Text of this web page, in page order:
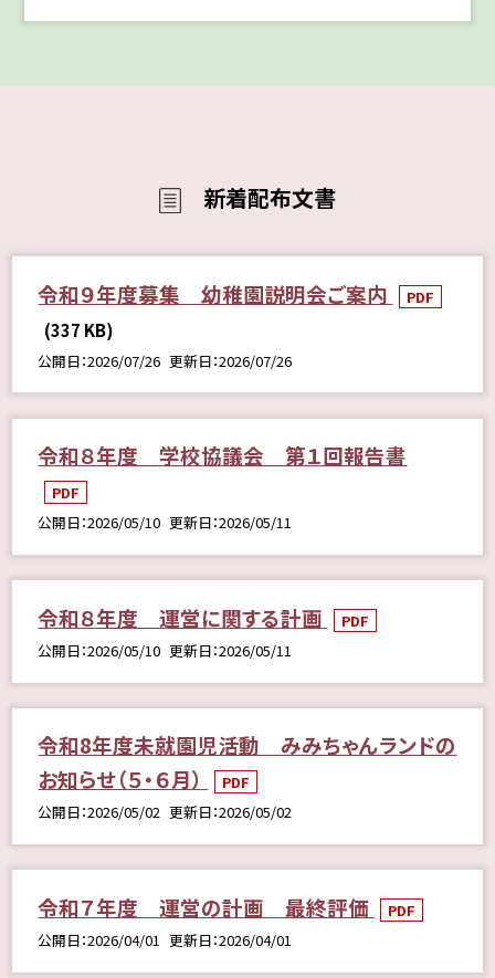
新着配布文書
令和９年度募集 幼稚園説明会ご案内 PDF
(337 KB)
公開日 2026/07/26 更新日 2026/07/26
令和８年度 学校協議会 第１回報告書
PDF
公開日 2026/05/10 更新日 2026/05/11
令和８年度 運営に関する計画
PDF
公開日 2026/05/10 更新日 2026/05/11
令和8年度未就園児活動 みみちゃんランドの
お知らせ（５・６月）
PDF
公開日 2026/05/02 更新日 2026/05/02
令和７年度 運営の計画 最終評価
PDF
公開日 2026/04/01 更新日 2026/04/01